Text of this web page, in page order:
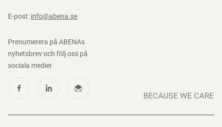
E-post: info@abena.se
Prenumerera på ABENAs
nyhetsbrev och följ oss på
sociala medier